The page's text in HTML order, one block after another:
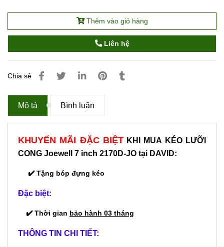
Thêm vào giỏ hàng
Liên hệ
Chia sẻ
Mô tả Bình luận
KHUYẾN MÃI ĐẶC BIỆT KHI MUA KÉO LƯỠI
CONG Joewell 7 inch 2170D-JO tại DAVID:
✔️ Tặng bóp đựng kéo
Đặc biệt:
✔️ Thời gian bảo hành 03 tháng
THÔNG TIN CHI TIẾT: